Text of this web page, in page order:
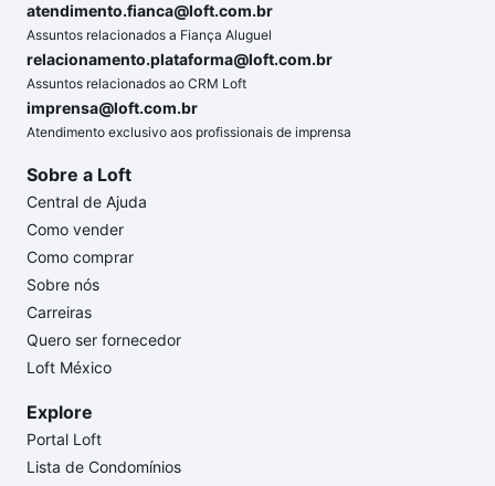
atendimento.fianca@loft.com.br
Assuntos relacionados a Fiança Aluguel
relacionamento.plataforma@loft.com.br
Assuntos relacionados ao CRM Loft
imprensa@loft.com.br
Atendimento exclusivo aos profissionais de imprensa
Sobre a Loft
Central de Ajuda
Como vender
Como comprar
Sobre nós
Carreiras
Quero ser fornecedor
Loft México
Explore
Portal Loft
Lista de Condomínios